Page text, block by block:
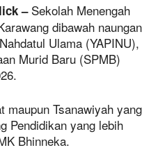
–Sekolah Menengah
dibawah naungan
Ulama (YAPINU),
Murid Baru (SPMB)
maupun Tsanawiyah yang
Pendidikan yang lebih
Bhinneka.